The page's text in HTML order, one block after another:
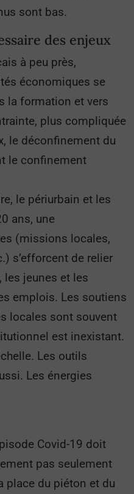
sont bas.
des enjeux
à peu près,
économiques se
la formation et vers
plus compliquée
le déconfinement du
le confinement
le périurbain et les
ans, une
(missions locales,
s’efforcent de relier
les jeunes et les
emplois. Les soutiens
locales sont souvent
est inexistant.
Les outils
Les énergies
Covid-19 doit
pas seulement
place du piéton et du